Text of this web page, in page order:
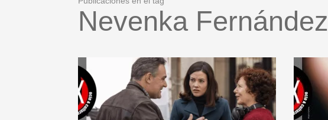
Nevenka Fernández